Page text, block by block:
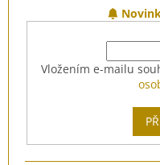
Vložením e-mailu